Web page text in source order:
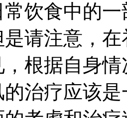
饮食中的
请注意，
，根据自身
治疗应该